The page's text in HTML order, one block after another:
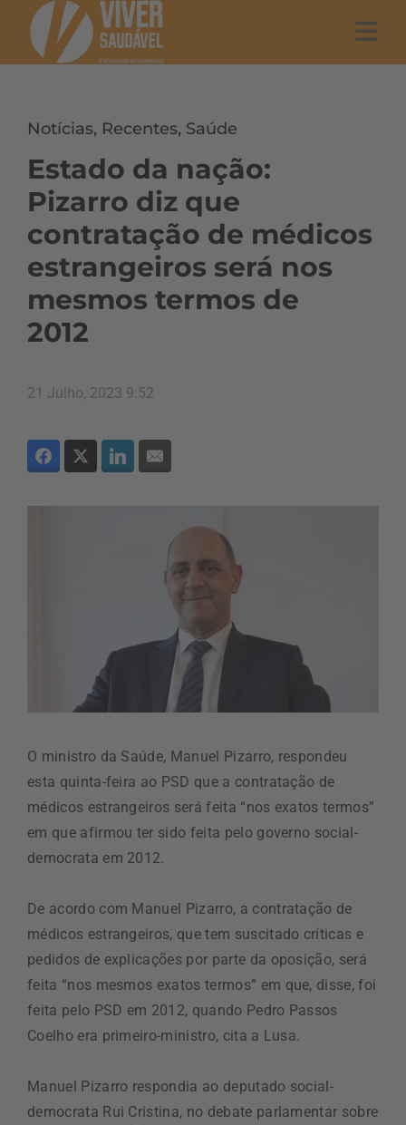
Notícias, Recentes, Saúde
Estado da nação:
Pizarro diz que
contratação de médicos
estrangeiros será nos
mesmos termos de
2012
21 Julho, 2023 9:52
O ministro da Saúde, Manuel Pizarro, respondeu
esta quinta-feira ao PSD que a contratação de
médicos estrangeiros será feita “nos exatos termos”
em que afirmou ter sido feita pelo governo social-
democrata em 2012.
De acordo com Manuel Pizarro, a contratação de
médicos estrangeiros, que tem suscitado críticas e
pedidos de explicações por parte da oposição, será
feita “nos mesmos exatos termos” em que, disse, foi
feita pelo PSD em 2012, quando Pedro Passos
Coelho era primeiro-ministro, cita a Lusa.
Manuel Pizarro respondia ao deputado social-
democrata Rui Cristina, no debate parlamentar sobre